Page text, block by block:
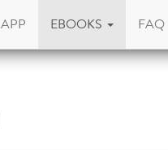
APP EBOOKS FAQ